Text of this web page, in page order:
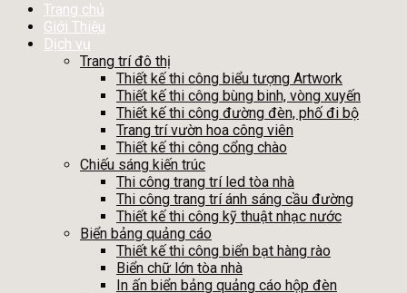
Trang chủ
Giới Thiệu
Dịch vụ
Trang trí đô thị
Thiết kế thi công biểu tượng Artwork
Thiết kế thi công bùng binh, vòng xuyến
Thiết kế thi công đường đèn, phố đi bộ
Trang trí vườn hoa công viên
Thiết kế thi công cổng chào
Chiếu sáng kiến trúc
Thi công trang trí led tòa nhà
Thi công trang trí ánh sáng cầu đường
Thiết kế thi công kỹ thuật nhạc nước
Biển bảng quảng cáo
Thiết kế thi công biển bạt hàng rào
Biển chữ lớn tòa nhà
In ấn biển bảng quảng cáo hộp đèn